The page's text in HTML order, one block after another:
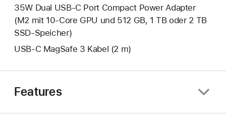
35W Dual USB‑C Port Compact Power Adapter
(M2 mit 10-Core GPU und 512 GB, 1 TB oder 2 TB
SSD-Speicher)
USB‑C MagSafe 3 Kabel (2 m)
Features